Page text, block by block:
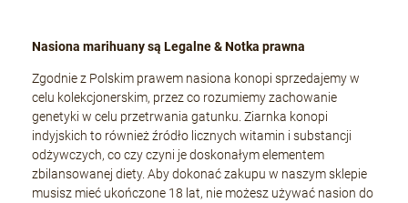
Nasiona marihuany są Legalne & Notka prawna
Zgodnie z Polskim prawem nasiona konopi sprzedajemy w
celu kolekcjonerskim, przez co rozumiemy zachowanie
genetyki w celu przetrwania gatunku. Ziarnka konopi
indyjskich to również źródło licznych witamin i substancji
odżywczych, co czy czyni je doskonałym elementem
zbilansowanej diety. Aby dokonać zakupu w naszym sklepie
musisz mieć ukończone 18 lat, nie możesz używać nasion do